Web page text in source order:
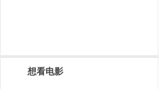
想看电影